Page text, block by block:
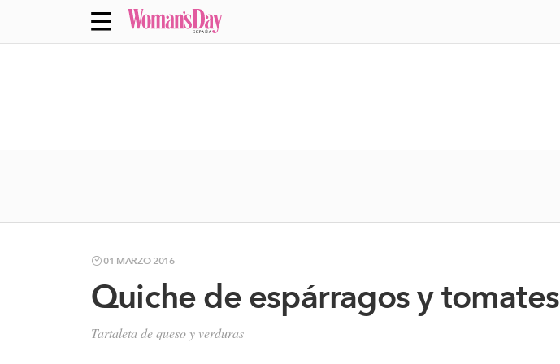
01 MARZO 2016
Quiche de espárragos y tomates
Tartaleta de queso y verduras